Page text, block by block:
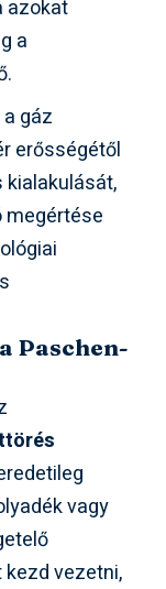
azokat
a
gáz
erősségétől
Paschen-
vagy
vezetni,